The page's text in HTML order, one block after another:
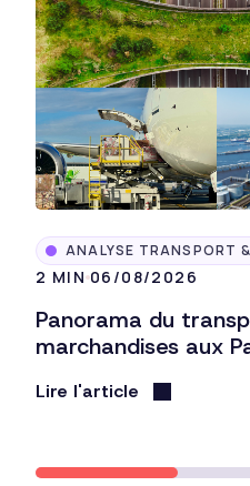
ANALYSE TRANSPORT
2 MIN 06/08/2026
Panorama du
marchandises aux
Lire l'article